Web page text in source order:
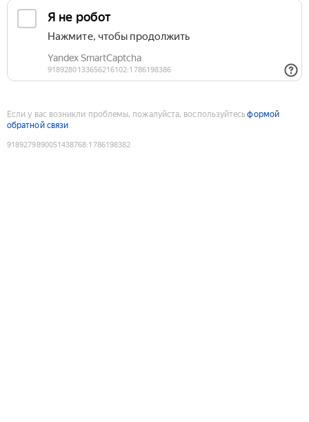
Если у вас возникли проблемы, пожалуйста, воспользуйтесьформой
обратной связи
9189279890051438768:1786198382